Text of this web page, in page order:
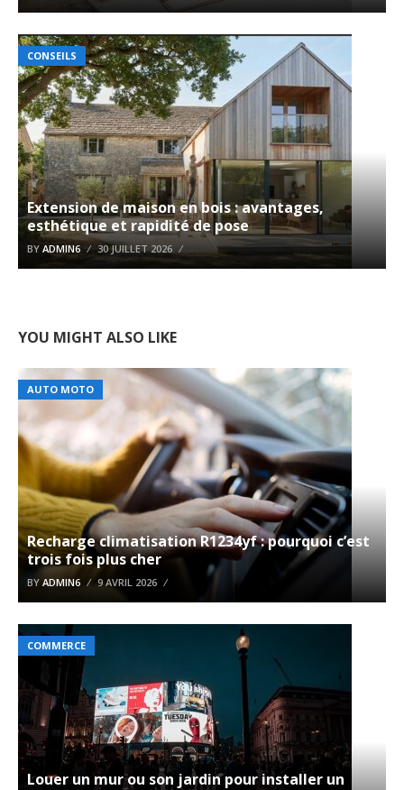
CONSEILS
Extension de maison en bois : avantages,
esthétique et rapidité de pose
BY ADMIN6 30 JUILLET 2026
YOU MIGHT ALSO LIKE
AUTO MOTO
Recharge climatisation R1234yf : pourquoi c’est
trois fois plus cher
BY ADMIN6 9 AVRIL 2026
COMMERCE
Louer un mur ou son jardin pour installer un